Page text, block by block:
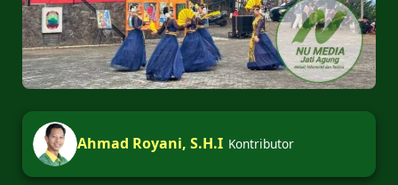
Ahmad Royani, S.H.I Kontributor